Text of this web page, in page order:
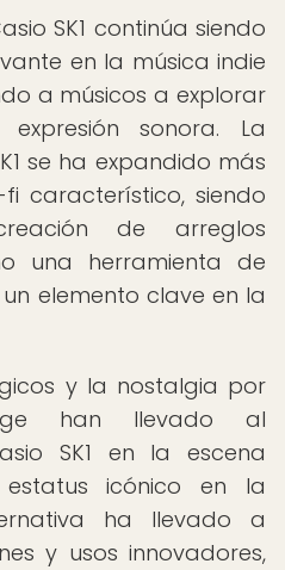
SK1 continúa siendo
en la música indie
a músicos a explorar
sonora. La
se ha expandido más
característico, siendo
de arreglos
una herramienta de
elemento clave en la
y la nostalgia por
han llevado al
SK1 en la escena
icónico en la
ha llevado a
y usos innovadores,